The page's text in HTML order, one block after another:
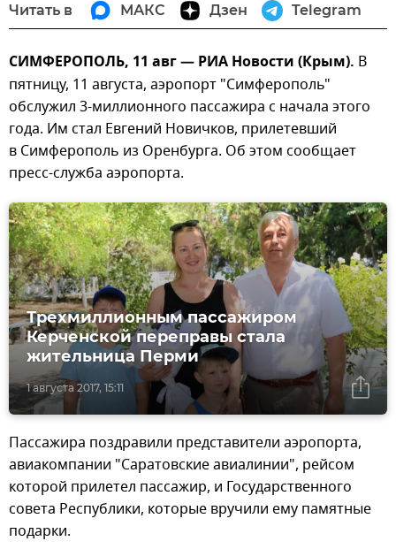
Читать в МАКС Дзен Telegram
СИМФЕРОПОЛЬ, 11 авг — РИА Новости (Крым). В
пятницу, 11 августа, аэропорт "Симферополь"
обслужил 3-миллионного пассажира с начала этого
года. Им стал Евгений Новичков, прилетевший
в Симферополь из Оренбурга. Об этом сообщает
пресс-служба аэропорта.
1 августа 2017, 15:11
Трехмиллионным пассажиром
Керченской переправы стала
жительница Перми
Пассажира поздравили представители аэропорта,
авиакомпании "Саратовские авиалинии", рейсом
которой прилетел пассажир, и Государственного
совета Республики, которые вручили ему памятные
подарки.